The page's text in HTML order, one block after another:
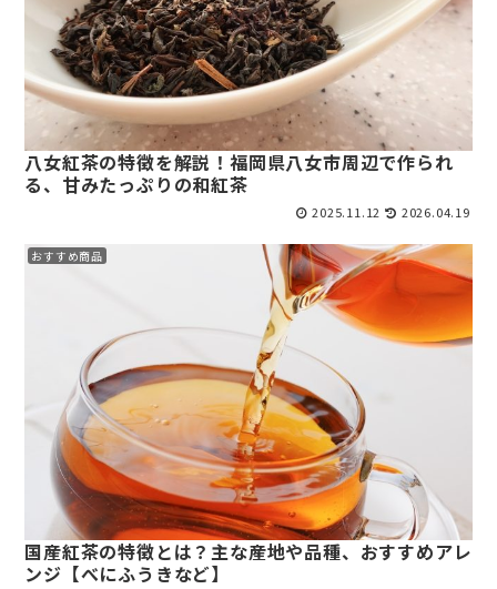
八女紅茶の特徴を解説！福岡県八女市周辺で作られ
る、甘みたっぷりの和紅茶
2025.11.12 2026.04.19
おすすめ商品
国産紅茶の特徴とは？主な産地や品種、おすすめアレ
ンジ【べにふうきなど】